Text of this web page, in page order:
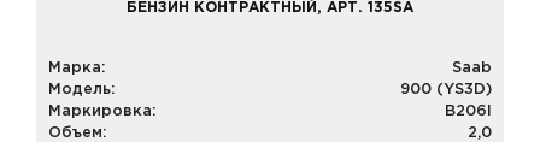
БЕНЗИН КОНТРАКТНЫЙ, АРТ. 135SA
Марка:
Saab
Модель:
900 (YS3D)
Маркировка:
B206I
Объем:
2,0